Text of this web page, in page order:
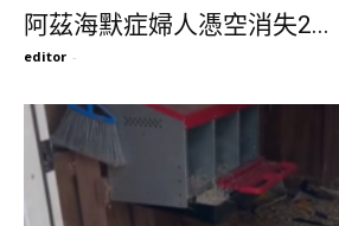
阿茲海默症婦人憑空消失2...
editor -